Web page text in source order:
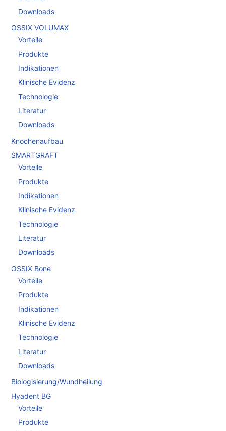
Downloads
OSSIX VOLUMAX
Vorteile
Produkte
Indikationen
Klinische Evidenz
Technologie
Literatur
Downloads
Knochenaufbau
SMARTGRAFT
Vorteile
Produkte
Indikationen
Klinische Evidenz
Technologie
Literatur
Downloads
OSSIX Bone
Vorteile
Produkte
Indikationen
Klinische Evidenz
Technologie
Literatur
Downloads
Biologisierung/Wundheilung
Hyadent BG
Vorteile
Produkte